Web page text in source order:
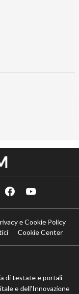
e Cookie Policy
Cookie Center
di testate e portali
e dell’Innovazione